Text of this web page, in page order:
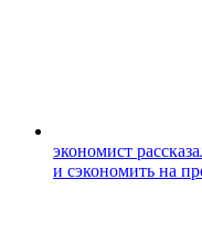
экономист
и сэкономить на